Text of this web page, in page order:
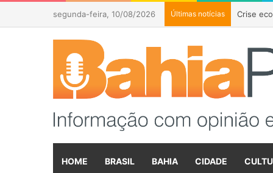
segunda-feira, 10/08/2026 Últimas notícias Flávio
HOME BRASIL BAHIA CIDADE